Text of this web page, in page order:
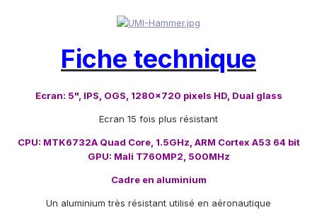
Fiche technique
Ecran: 5", IPS, OGS, 1280x720 pixels HD, Dual glass
Ecran 15 fois plus résistant
CPU: MTK6732A Quad Core, 1.5GHz, ARM Cortex A53 64 bit
GPU: Mali T760MP2, 500MHz
Cadre en aluminium
Un aluminium très résistant utilisé en aéronautique